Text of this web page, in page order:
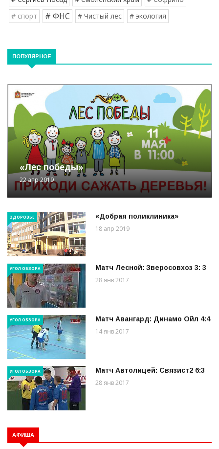
# спорт
# ФНС # Чистый лес # экология
ПОПУЛЯРНОЕ
«Лес победы»
22 апр 2019
ЗДОРОВЬЕ «Добрая поликлиника»
18 апр 2019
УГОЛ ОБЗОРА Матч Лесной: Зверосовхоз 3: 3
28 янв 2017
УГОЛ ОБЗОРА Матч Авангард: Динамо Ойл 4:4
14 янв 2017
УГОЛ ОБЗОРА Матч Автолицей: Связист2 6:3
28 янв 2017
АФИША